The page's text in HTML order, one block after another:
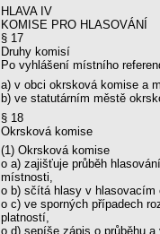
HLAVA IV
KOMISE PRO HLASOVÁNÍ
§ 17
Druhy komisí
Po vyhlášení místního
a) v obci okrsková komise a
b) ve statutárním městě
§ 18
Okrsková komise
(1) Okrsková komise
o a) zajišťuje průběh
místnosti,
o b) sčítá hlasy v hlasovacím
o c) ve sporných případech
platností,
o d) sepíše zápis o průběhu